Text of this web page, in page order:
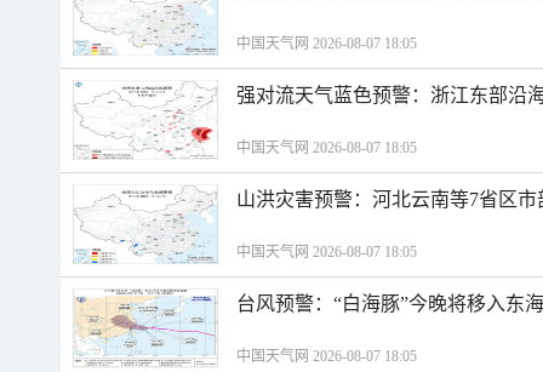
中国天气网 2026-08-07 18:05
强对流天气蓝色预警：浙江东部沿
中国天气网 2026-08-07 18:05
山洪灾害预警：河北云南等7省区
中国天气网 2026-08-07 18:05
台风预警：“白海豚”今晚将移入东
中国天气网 2026-08-07 18:05